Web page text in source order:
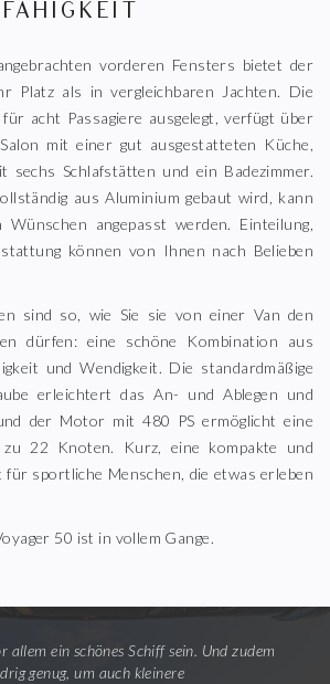
vorderen Fensters bietet der
Platz als in vergleichbaren Jachten. Die
acht Passagiere ausgelegt, verfügt über
mit einer gut ausgestatteten Küche,
sechs Schlafstätten und ein Badezimmer.
aus Aluminium gebaut wird, kann
angepasst werden. Einteilung,
können von Ihnen nach Belieben
sind so, wie Sie sie von einer Van den
dürfen: eine schöne Kombination aus
und Wendigkeit. Die standardmäßige
erleichtert das An- und Ablegen und
der Motor mit 480 PS ermöglicht eine
zu 22 Knoten. Kurz, eine kompakte und
sportliche Menschen, die etwas erleben
50 ist in vollem Gange.
allem ein schönes Schiff sein. Und zudem
genug, um auch kleinere